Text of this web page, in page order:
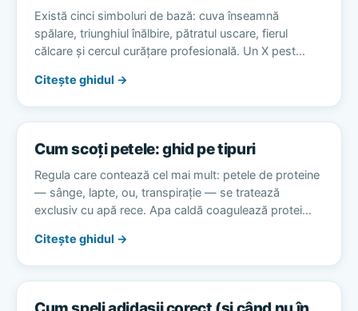
Există cinci simboluri de bază: cuva înseamnă
spălare, triunghiul înălbire, pătratul uscare, fierul
călcare și cercul curățare profesională. Un X pest…
Citește ghidul →
Cum scoți petele: ghid pe tipuri
Regula care contează cel mai mult: petele de proteine
— sânge, lapte, ou, transpirație — se tratează
exclusiv cu apă rece. Apa caldă coagulează protei…
Citește ghidul →